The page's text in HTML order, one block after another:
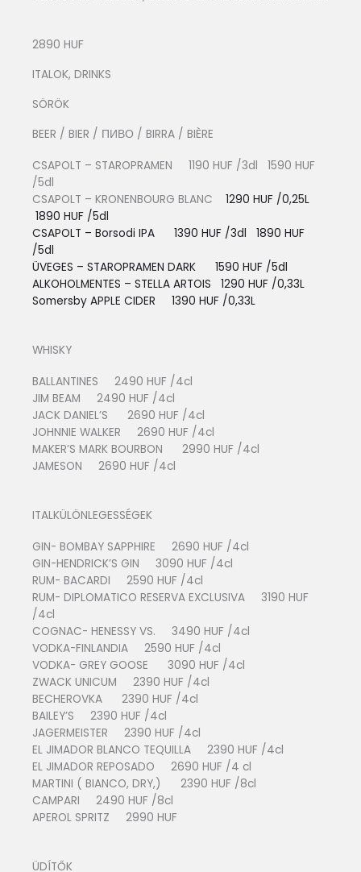
2890 HUF
ITALOK, DRINKS
SÖRÖK
BEER / BIER / ПИВО / BIRRA / BIÈRE
CSAPOLT – STAROPRAMEN 1190 HUF /3dl 1590 HUF
/5dl
CSAPOLT – KRONENBOURG BLANC 1290 HUF /0,25L
1890 HUF /5dl
CSAPOLT – Borsodi IPA 1390 HUF /3dl 1890 HUF
/5dl
ÜVEGES – STAROPRAMEN DARK 1590 HUF /5dl
ALKOHOLMENTES – STELLA ARTOIS 1290 HUF /0,33L
Somersby APPLE CIDER 1390 HUF /0,33L
WHISKY
BALLANTINES 2490 HUF /4cl
JIM BEAM 2490 HUF /4cl
JACK DANIEL’S 2690 HUF /4cl
JOHNNIE WALKER 2690 HUF /4cl
MAKER’S MARK BOURBON 2990 HUF /4cl
JAMESON 2690 HUF /4cl
ITALKÜLÖNLEGESSÉGEK
GIN- BOMBAY SAPPHIRE 2690 HUF /4cl
GIN-HENDRICK’S GIN 3090 HUF /4cl
RUM- BACARDI 2590 HUF /4cl
RUM- DIPLOMATICO RESERVA EXCLUSIVA 3190 HUF
/4cl
COGNAC- HENESSY VS. 3490 HUF /4cl
VODKA-FINLANDIA 2590 HUF /4cl
VODKA- GREY GOOSE 3090 HUF /4cl
ZWACK UNICUM 2390 HUF /4cl
BECHEROVKA 2390 HUF /4cl
BAILEY’S 2390 HUF /4cl
JAGERMEISTER 2390 HUF /4cl
EL JIMADOR BLANCO TEQUILLA 2390 HUF /4cl
EL JIMADOR REPOSADO 2690 HUF /4 cl
MARTINI ( BIANCO, DRY,) 2390 HUF /8cl
CAMPARI 2490 HUF /8cl
APEROL SPRITZ 2990 HUF
ÜDÍTŐK